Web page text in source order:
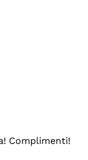
Complimenti!